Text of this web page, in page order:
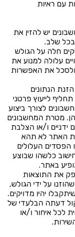
עם ראיות
יש להזין את
שלב.
חלה על הגולש
עלולה למנוע את
את האפשרות
הנתונים
לייעוץ פרטני
לצורך ביצוע
מטרת המחשבונים
ידניים ו/או הצלבת
האתר לא תהא
הפסדים העלולים
כלשהו שבוצע
באתר.
את התוצאות
על ידי הגולש,
יהיו מדויקים.
דעתה הבלעדי של
לכל איחור ו/או